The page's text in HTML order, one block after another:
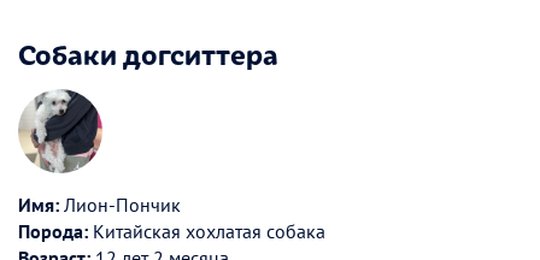
Собаки догситтера
Имя: Лион-Пончик
Порода: Китайская хохлатая собака